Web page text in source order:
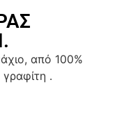
από 100%
.